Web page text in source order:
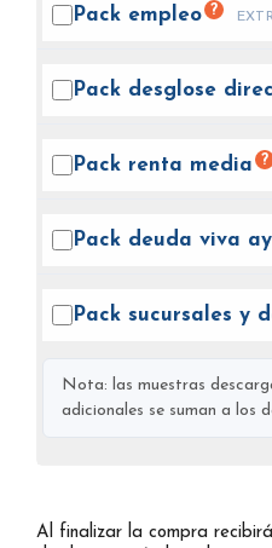
Pack empleo ?
Pack desglose
Pack renta media ?
Pack deuda viva
Pack sucursales y
Nota: las muestras
adicionales se suman a los
Al finalizar la compra